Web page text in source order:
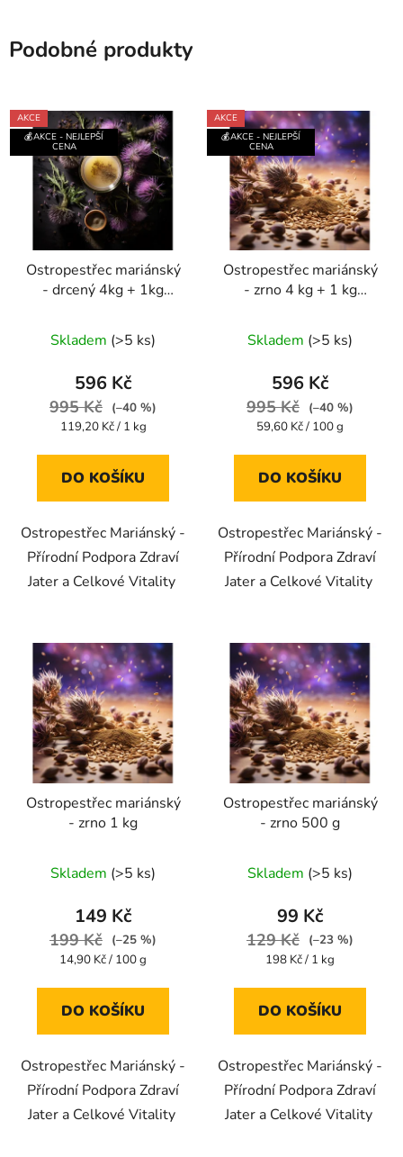
Podobné produkty
AKCE
💰AKCE - NEJLEPŠÍ
CENA
Ostropestřec mariánský
- drcený 4kg + 1kg
hodnocení
produktu
4,7
5
Skladem (>5 ks)
596 Kč
995 Kč
(–40 %)
Měrná
119,20 Kč / 1 kg
DO KOŠÍKU
Ostropestřec Mariánský -
Přírodní Podpora Zdraví
Jater a Celkové Vitality
AKCE
💰AKCE - NEJLEPŠÍ
CENA
Ostropestřec mariánský
- zrno 4 kg + 1 kg
hodnocení
produktu
5,0
5
Skladem (>5 ks)
596 Kč
995 Kč
(–40 %)
Měrná
59,60 Kč / 100 g
DO KOŠÍKU
Ostropestřec Mariánský -
Přírodní Podpora Zdraví
Jater a Celkové Vitality
Ostropestřec mariánský
- zrno 1 kg
hodnocení
produktu
je
4,4
5
Skladem (>5 ks)
149 Kč
199 Kč
(–25 %)
Měrná
14,90 Kč / 100 g
DO KOŠÍKU
Ostropestřec Mariánský -
Přírodní Podpora Zdraví
Jater a Celkové Vitality
Ostropestřec mariánský
- zrno 500 g
hodnocení
produktu
je
5,0
5
Skladem (>5 ks)
99 Kč
129 Kč
(–23 %)
Měrná
198 Kč / 1 kg
DO KOŠÍKU
Ostropestřec Mariánský -
Přírodní Podpora Zdraví
Jater a Celkové Vitality